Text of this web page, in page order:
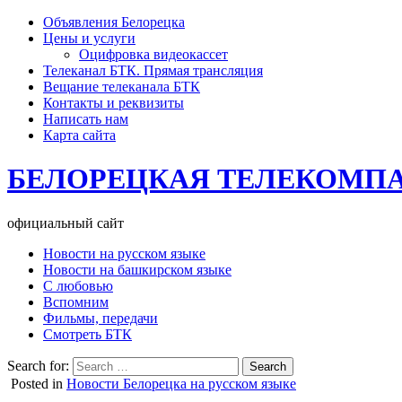
Объявления Белорецка
Цены и услуги
Оцифровка видеокассет
Телеканал БТК. Прямая трансляция
Вещание телеканала БТК
Контакты и реквизиты
Написать нам
Карта сайта
БЕЛОРЕЦКАЯ
официальный сайт
Новости на русском языке
Новости на башкирском языке
С любовью
Вспомним
Фильмы, передачи
Смотреть БТК
Search for:
Posted in Новости Белорецка на русском языке